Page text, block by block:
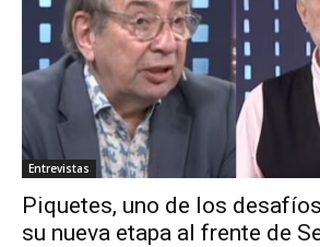
Entrevistas
Piquetes, uno de los
su nueva etapa al frente de